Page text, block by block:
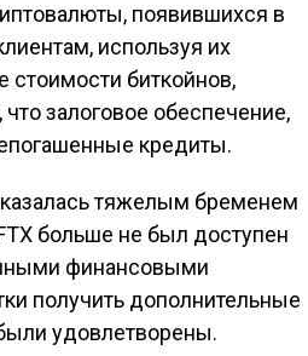
появившихся в
используя их
стоимости биткойнов,
залоговое обеспечение,
кредиты.
тяжелым бременем
больше не был доступен
финансовыми
получить дополнительные
удовлетворены.